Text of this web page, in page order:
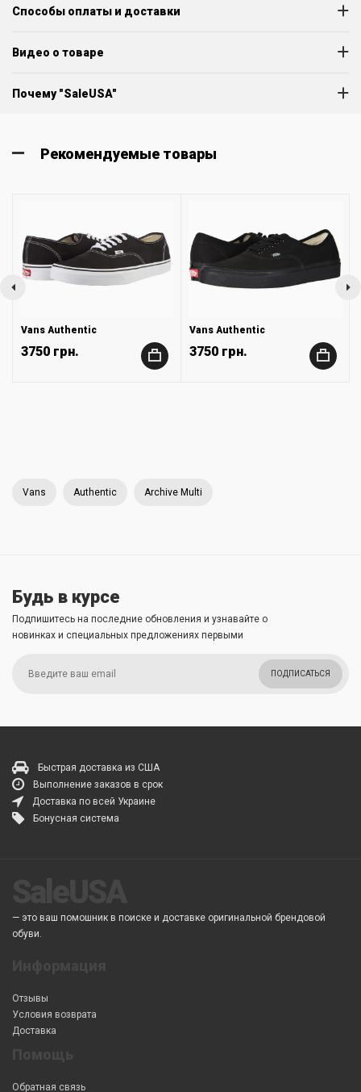
Способы оплаты и доставки
Видео о товаре
Почему "SaleUSA"
Рекомендуемые товары
Vans Authentic
3750 грн. +
Vans Authentic
3750 грн. +
Vans Authentic Archive Multi
Будь в курсе
Подпишитесь на последние обновления и узнавайте о
новинках и специальных предложениях первыми
ПОДПИСАТЬСЯ
Быстрая доставка из США
Выполнение заказов в срок
Доставка по всей Украине
Бонусная система
— это ваш помошник в поиске и доставке оригинальной брендовой
обуви.
Отзывы
Условия возврата
Доставка
Обратная связь